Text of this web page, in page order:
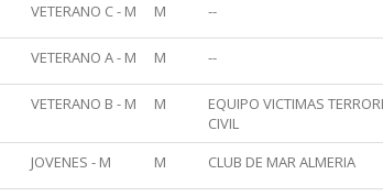
VETERANO C - M M --
VETERANO A - M M --
VETERANO B - M M
EQUIPO VICTIMAS
CIVIL
JOVENES - M M CLUB DE MAR ALMERIA